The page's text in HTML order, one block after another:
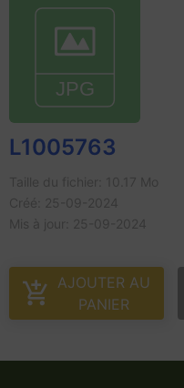
L1005763
AJOUTER AU
PANIER